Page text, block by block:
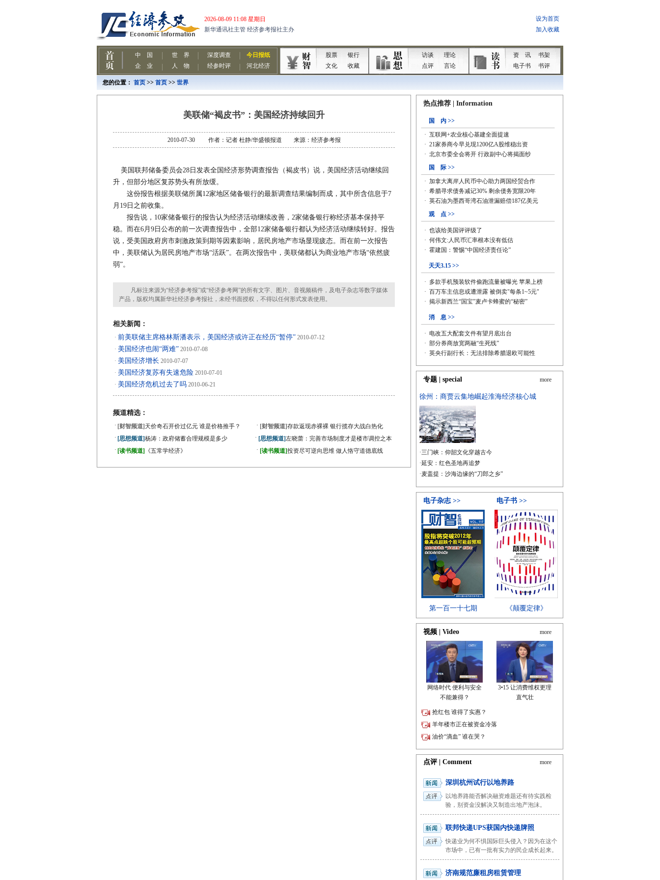
您的位置： 首页 >> 首页 >> 世界
美联储“褐皮书”：美国经济持续回升
2010-07-30 作者：记者 杜静/华盛顿报道 来源：经济参考报
美国联邦储备委员会28日发表全国经济形势调查报告（褐皮书）说，美国经济活动继续回
升，但部分地区复苏势头有所放缓。
这份报告根据美联储所属12家地区储备银行的最新调查结果编制而成，其中所含信息于7
月19日之前收集。
报告说，10家储备银行的报告认为经济活动继续改善，2家储备银行称经济基本保持平
稳。而在6月9日公布的前一次调查报告中，全部12家储备银行都认为经济活动继续转好。报告
说，受美国政府房市刺激政策到期等因素影响，居民房地产市场显现疲态。而在前一次报告
中，美联储认为居民房地产市场“活跃”。在两次报告中，美联储都认为商业地产市场“依然疲
弱”。
凡标注来源为“经济参考报”或“经济参考网”的所有文字、图片、音视频稿件，及电子杂志等数字媒体
产品，版权均属新华社经济参考报社，未经书面授权，不得以任何形式发表使用。
相关新闻：
· 前美联储主席格林斯潘表示，美国经济或许正在经历“暂停” 2010-07-12
· 美国经济也闹“两难” 2010-07-08
· 美国经济增长 2010-07-07
· 美国经济复苏有失速危险 2010-07-01
· 美国经济危机过去了吗 2010-06-21
频道精选：
· [财智频道] 天价奇石开价过亿元 谁是价格推手？ · [财智频道]存款返现赤裸裸 银行揽存大战白热化
· [思想频道]杨涛：政府储蓄合理规模是多少 · [思想频道]左晓蕾：完善市场制度才是楼市调控之本
· [读书频道] 《五常学经济》 · [读书频道]投资尽可逆向思维 做人恪守道德底线